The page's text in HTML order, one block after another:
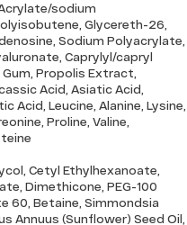
sodium
Glycereth-26,
Sodium Polyacrylate,
Caprylyl/capryl
Propolis Extract,
Acid, Asiatic Acid,
Acid, Leucine, Alanine, Lysine,
Proline, Valine,
Cetyl Ethylhexanoate,
Dimethicone, PEG-100
60, Betaine, Simmondsia
Annuus (Sunflower) Seed Oil,